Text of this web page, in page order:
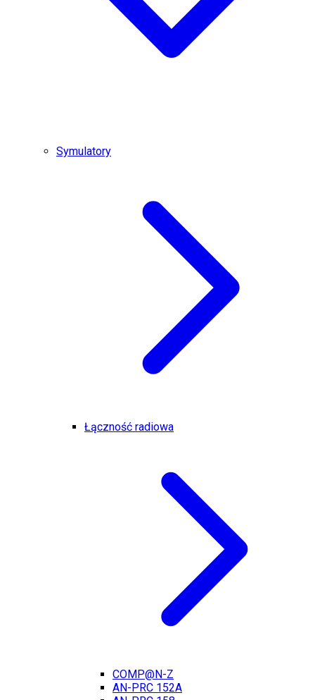
Symulatory
Łączność radiowa
COMP@N-Z
AN-PRC 152A